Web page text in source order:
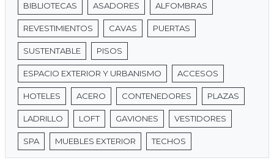
BIBLIOTECAS ASADORES ALFOMBRAS
REVESTIMIENTOS CAVAS PUERTAS
SUSTENTABLE PISOS
ESPACIO EXTERIOR Y URBANISMO ACCESOS
HOTELES ACERO CONTENEDORES PLAZAS
LADRILLO LOFT GAVIONES VESTIDORES
SPA MUEBLES EXTERIOR TECHOS